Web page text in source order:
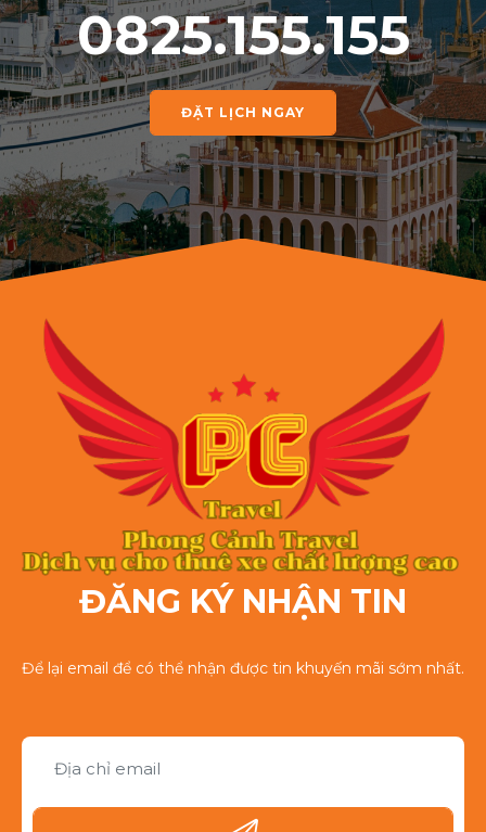
0825.155.155
ĐẶT LỊCH NGAY
ĐĂNG KÝ NHẬN TIN
Để lại email để có thể nhận được tin khuyến mãi sớm nhất.